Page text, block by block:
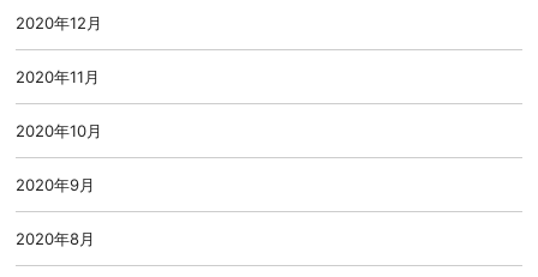
2020年12月
2020年11月
2020年10月
2020年9月
2020年8月